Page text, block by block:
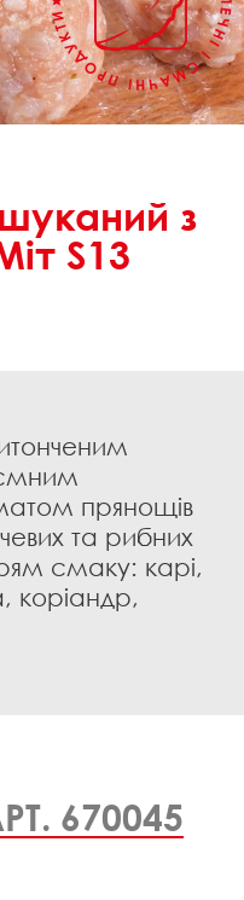
з
S13
прянощів
та рибних
смаку: карі,
коріандр,
670045